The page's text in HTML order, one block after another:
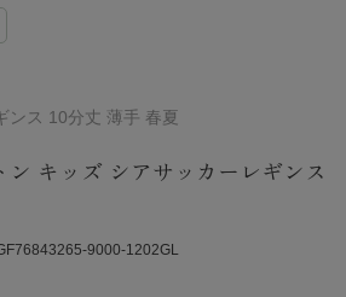
ンス 10分丈 薄手 春夏
ン キッズ シアサッカーレギンス
9000-1202GL